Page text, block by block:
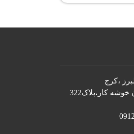
،کرج
خوشه کار،پلاک322